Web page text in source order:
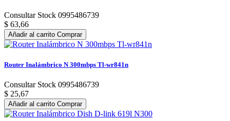
Consultar Stock 0995486739
$ 63,66
Añadir al carrito Comprar
Router Inalámbrico N 300mbps Tl-wr841n
Consultar Stock 0995486739
$ 25,67
Añadir al carrito Comprar